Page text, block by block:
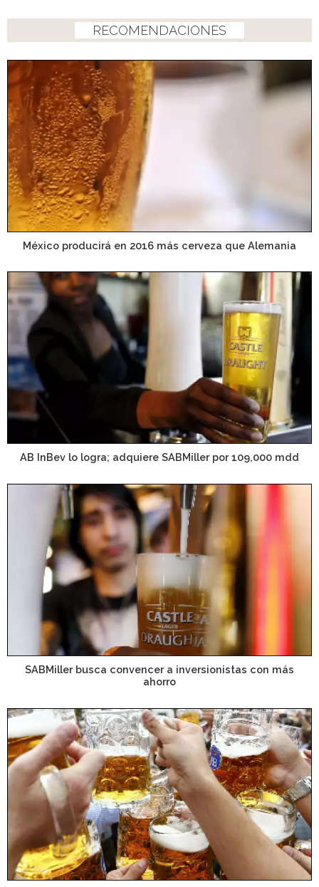
RECOMENDACIONES
México producirá en 2016 más cerveza que Alemania
AB InBev lo logra; adquiere SABMiller por 109,000 mdd
SABMiller busca convencer a inversionistas con más
ahorro